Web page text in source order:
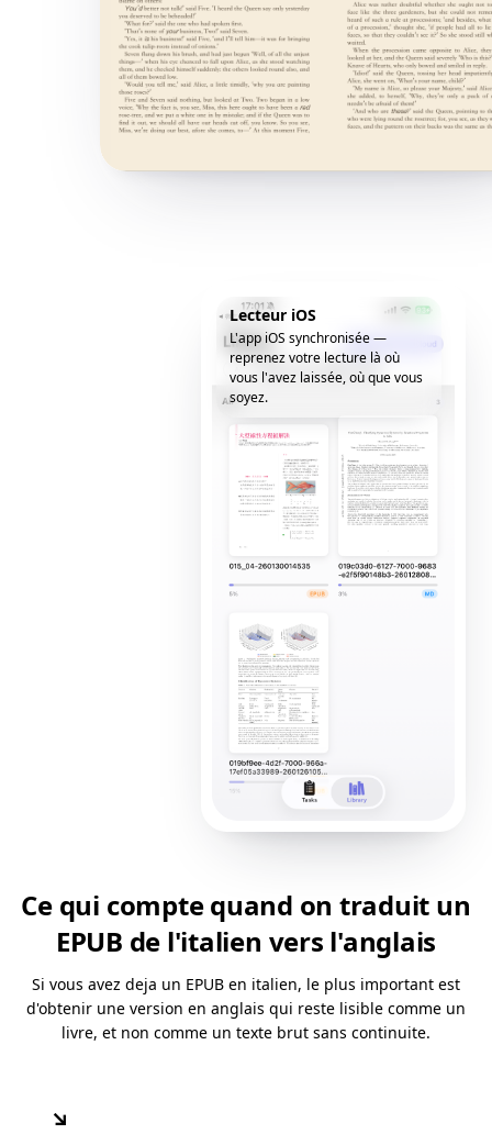
Lecteur iOS
L'app iOS synchronisée —
reprenez votre lecture là où
vous l'avez laissée, où que vous
soyez.
Ce qui compte quand on traduit un
EPUB de l'italien vers l'anglais
Si vous avez deja un EPUB en italien, le plus important est
d'obtenir une version en anglais qui reste lisible comme un
livre, et non comme un texte brut sans continuite.
↘